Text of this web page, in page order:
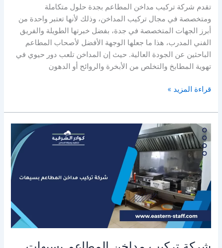
تقدم شركة تركيب مداخن المطاعم بجدة حلول متكاملة
ومتخصصة في مجال تركيب المداخن، وذلك لأنها تعتبر واحدة من
أبرز الجهات المتخصصة في جدة، بفضل خبرتها الطويلة والفريق
الفني المدرب، هذا ما جعلها الوجهة الأفضل لأصحاب المطاعم
الباحثين عن الجودة العالية. حيث إن المداخن تلعب دور حيوي في
تهوية المطابخ والتخلص من الأبخرة والروائح أو الدهون
شركة
مداخن
المطاعم
بجدة
قراءة المزيد »